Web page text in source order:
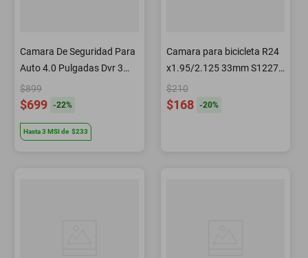
Camara De Seguridad Para
Auto 4.0 Pulgadas Dvr 3
Vias 50410
$899
$699 -22%
Hasta3 MSIde $233
Camara para bicicleta R24
x1.95/2.125 33mm S1227
Kenda
$210
$168 -20%